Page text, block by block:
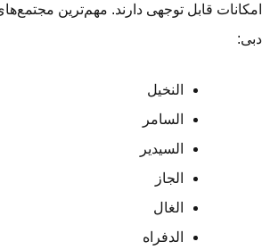
قابل توجهی دارند. مهم‌ترین
النخیل
السامر
السیدیر
الجاز
الغال
الدفراه